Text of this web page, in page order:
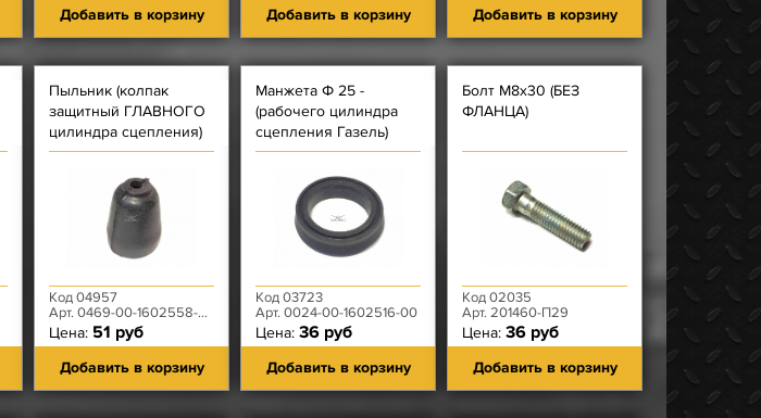
Добавить в корзину Добавить в корзину Добавить в корзину
Пыльник (колпак
защитный ГЛАВНОГО
цилиндра сцепления)
Код 04957
Арт. 0469-00-1602558-00
Цена: 51 руб
Добавить в корзину
Манжета Ф 25 -
(рабочего цилиндра
сцепления Газель)
Код 03723
Арт. 0024-00-1602516-00
Цена: 36 руб
Добавить в корзину
Болт М8х30 (БЕЗ
ФЛАНЦА)
Код 02035
Арт. 201460-П29
Цена: 36 руб
Добавить в корзину